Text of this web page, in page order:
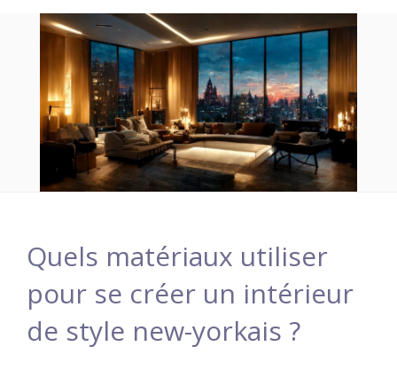
Quels matériaux utiliser
pour se créer un intérieur
de style new-yorkais ?